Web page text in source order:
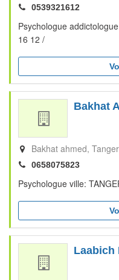
0539321612
Psychologue
16 12 /
Bakhat
Bakhat ahmed Tanger
0658075823
Psychologue ville:
Laabich